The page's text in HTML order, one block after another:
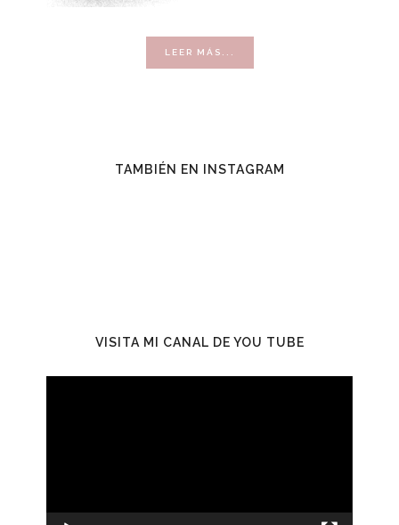
LEER MÁS...
DE
TAMBIÉN EN INSTAGRAM
VISITA MI CANAL DE YOU TUBE